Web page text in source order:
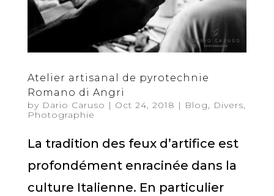
Atelier artisanal de pyrotechnie
Romano di Angri
by Dario Caruso | Oct 24, 2018 | Blog, Divers,
Photographie
La tradition des feux d’artifice est
profondément enracinée dans la
culture Italienne. En particulier